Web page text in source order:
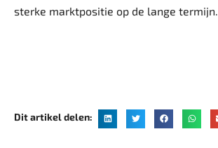
sterke marktpositie op de lange termijn.
Dit artikel delen: